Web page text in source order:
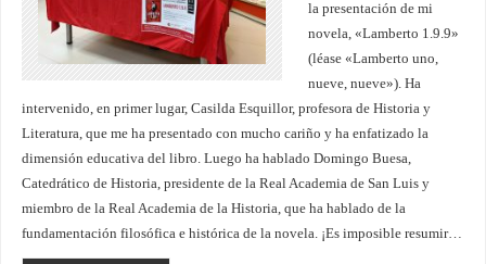
la presentación de mi
novela, «Lamberto 1.9.9»
(léase «Lamberto uno,
nueve, nueve»). Ha
intervenido, en primer lugar, Casilda Esquillor, profesora de Historia y
Literatura, que me ha presentado con mucho cariño y ha enfatizado la
dimensión educativa del libro. Luego ha hablado Domingo Buesa,
Catedrático de Historia, presidente de la Real Academia de San Luis y
miembro de la Real Academia de la Historia, que ha hablado de la
fundamentación filosófica e histórica de la novela. ¡Es imposible resumir…